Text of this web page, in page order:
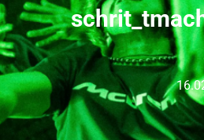
Festival
2027
16.02.2027 – 21.03.2027